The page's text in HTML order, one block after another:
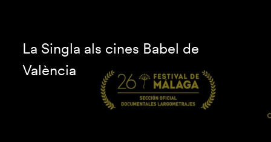
La Singla als cines Babel de
València